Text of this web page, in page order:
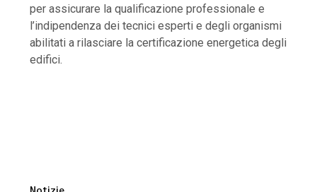
per assicurare la qualificazione professionale e
l’indipendenza dei tecnici esperti e degli organismi
abilitati a rilasciare la certificazione energetica degli
edifici.